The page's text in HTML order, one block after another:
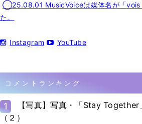
◯25.08.01 MusicVoiceは媒体名が「vois
た。
Instagram YouTube
コメントランキング
1
【写真】写真・「Stay
（２）